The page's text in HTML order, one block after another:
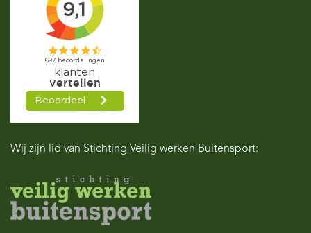
Wij zijn lid van Stichting Veilig werken Buitensport: